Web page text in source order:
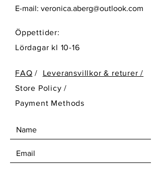
E-mail: veronica.aberg@outlook.com
Öppettider:
Lördagar kl 10-16
FAQ / Leveransvillkor & returer /
Store Policy/
Payment Methods